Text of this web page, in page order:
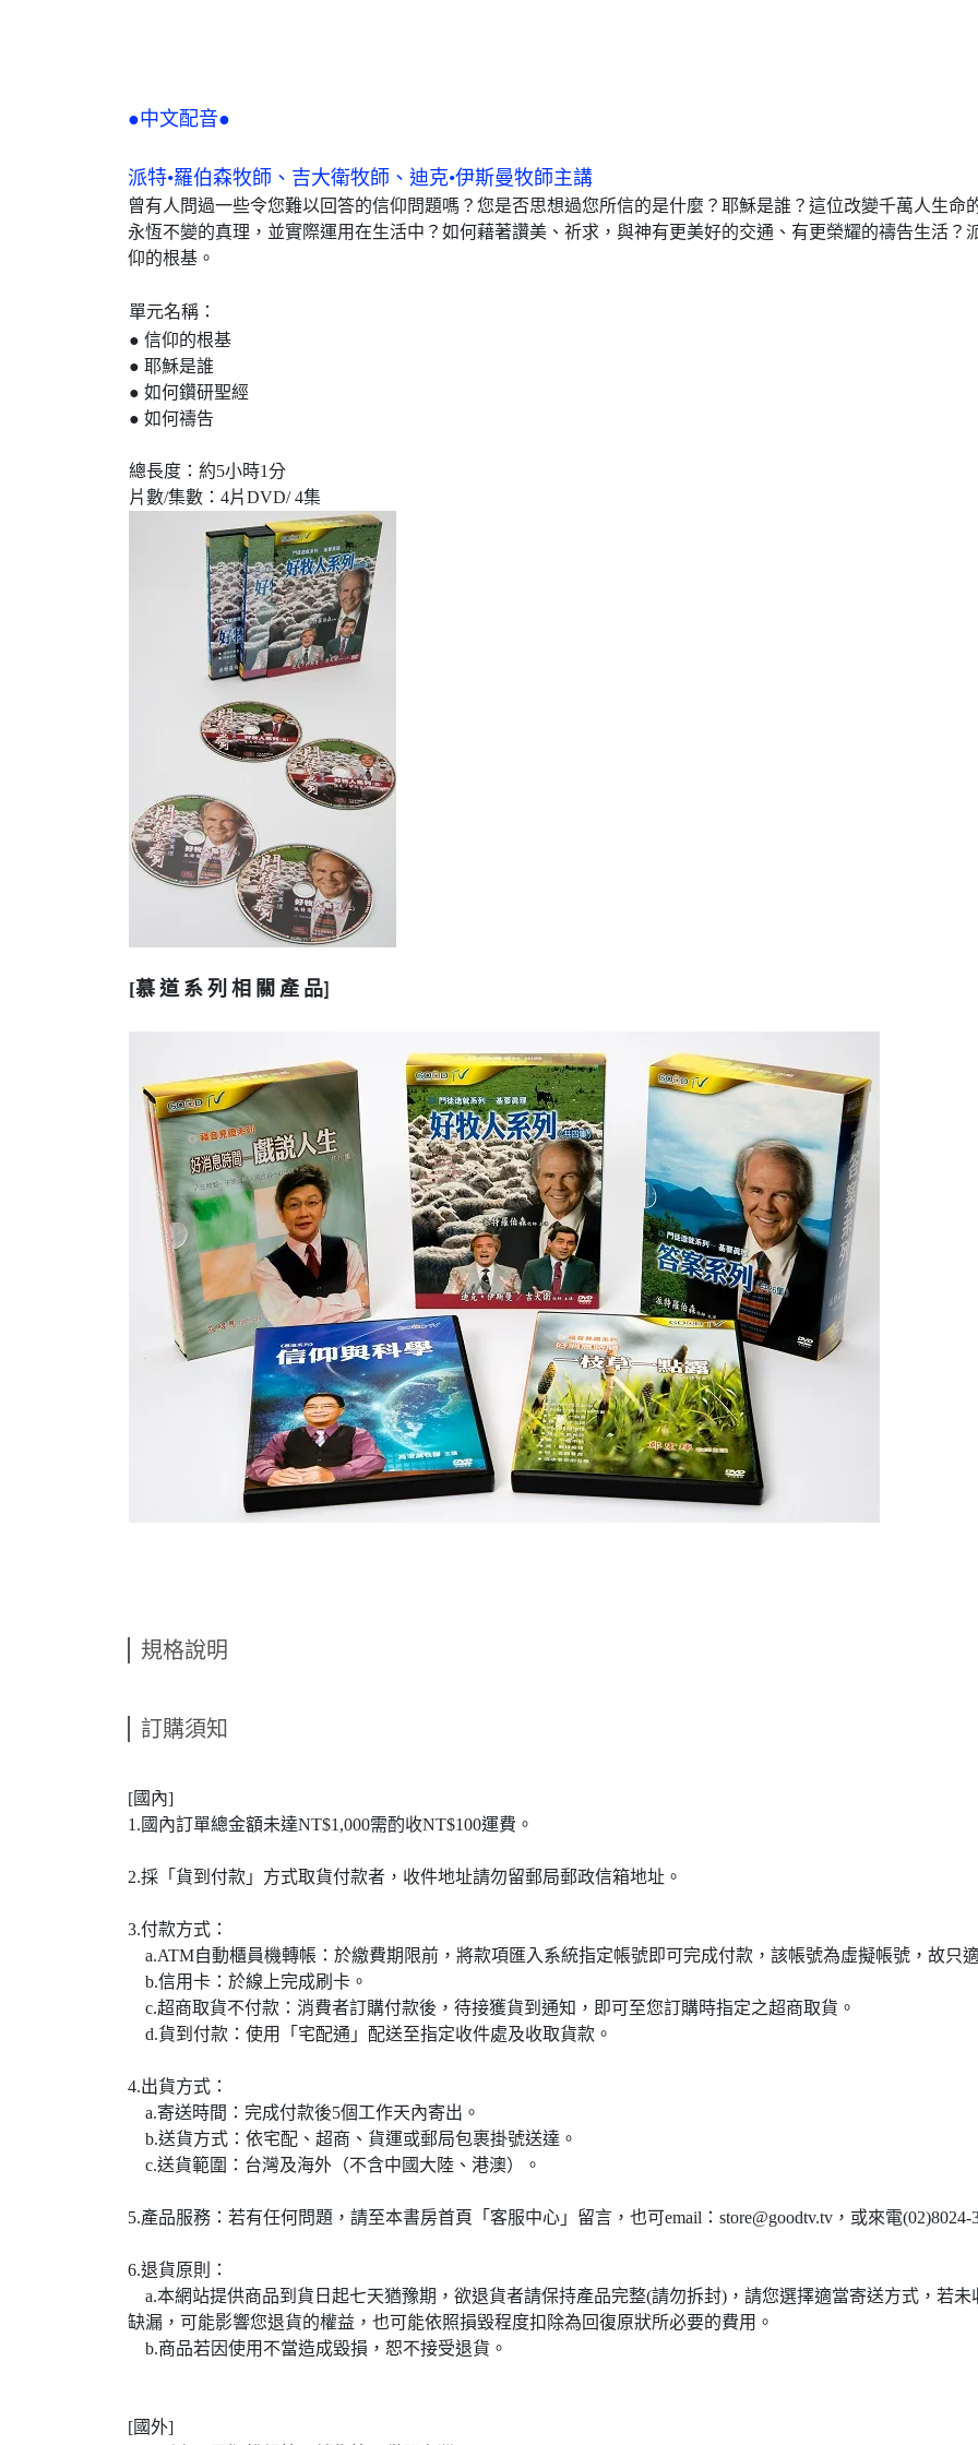
●中文配音●
派特•羅伯森牧師、吉大衛牧師、迪克•伊斯曼牧師主講
曾有人問過一些令您難以回答的信仰問題嗎？您是否思想過您所信的是什麼？耶穌是誰？這位改變千萬人生命
永恆不變的真理，並實際運用在生活中？如何藉著讚美、祈求，與神有更美好的交通、有更榮耀的禱告生活？
仰的根基。
單元名稱：
● 信仰的根基
● 耶穌是誰
● 如何鑽研聖經
● 如何禱告
總長度：約5小時1分
片數/集數： 4片DVD/ 4集
[慕道 系列 相 關 產 品]
規格說明
訂購須知
[國內]
1.國內訂單總金額未達NT$1,000需酌收NT$100運費。
2.採「貨到付款」方式取貨付款者，收件地址請勿留郵局郵政信箱地址。
3.付款方式：
a.ATM自動櫃員機轉帳：於繳費期限前，將款項匯入系統指定帳號即可完成付款，該帳號為虛擬帳號，故只
b.信用卡：於線上完成刷卡。
c.超商取貨不付款：消費者訂購付款後，待接獲貨到通知，即可至您訂購時指定之超商取貨。
d.貨到付款：使用「宅配通」配送至指定收件處及收取貨款。
4.出貨方式：
a.寄送時間：完成付款後5個工作天內寄出。
b.送貨方式：依宅配、超商、貨運或郵局包裹掛號送達。
c.送貨範圍：台灣及海外（不含中國大陸、港澳）。
5.產品服務：若有任何問題，請至本書房首頁「客服中心」留言，也可email：store@goodtv.tv，或來電(02)8024-
6.退貨原則：
a.本網站提供商品到貨日起七天猶豫期，欲退貨者請保持產品完整(請勿拆封)，請您選擇適當寄送方式，若
缺漏，可能影響您退貨的權益，也可能依照損毀程度扣除為回復原狀所必要的費用。
b.商品若因使用不當造成毀損，恕不接受退貨。
[國外]